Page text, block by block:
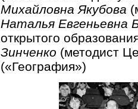
Михайловна Якубова
Наталья Евгеньевна
открытого
Зинченко (методист
(«География»)